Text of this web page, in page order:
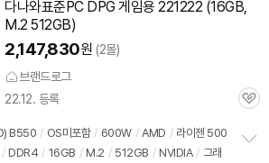
다나와표준PC DPG 게임용 221222 (16GB,
M.2 512GB)
2,147,830원 (2몰)
브랜드로그
22.12. 등록
관
B550 / OS미포함 / 600W / AMD / 라이젠 500
/ DDR4 / 16GB / M.2 / 512GB / NVIDIA / 그래